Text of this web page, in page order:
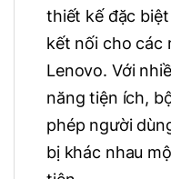
thiết kế đặc
kết nối cho các
Lenovo. Với
năng tiện ích,
phép người
bị khác nhau